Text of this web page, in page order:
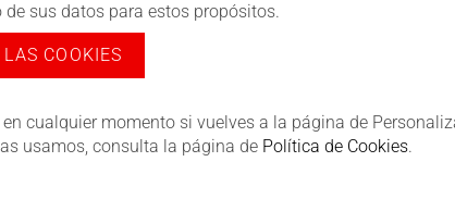
sus datos para estos propósitos.
COOKIES
cualquier momento si vuelves a la página de
usamos, consulta la página de Política de Cookies.